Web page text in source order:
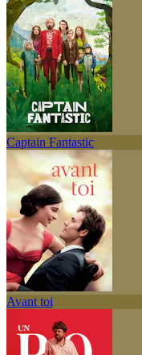
Captain Fantastic
Avant toi